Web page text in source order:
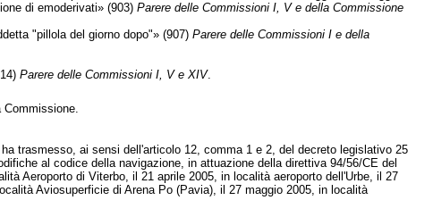
di emoderivati» (903) Parere delle Commissioni I, V e della Commissione
"pillola del giorno dopo"» (907) Parere delle Commissioni I e della
Parere delle Commissioni I, V e XIV.
trasmesso, ai sensi dell'articolo 12, comma 1 e 2, del decreto legislativo 25
al codice della navigazione, in attuazione della direttiva 94/56/CE del
Aeroporto di Viterbo, il 21 aprile 2005, in località aeroporto dell'Urbe, il 27
Aviosuperficie di Arena Po (Pavia), il 27 maggio 2005, in località